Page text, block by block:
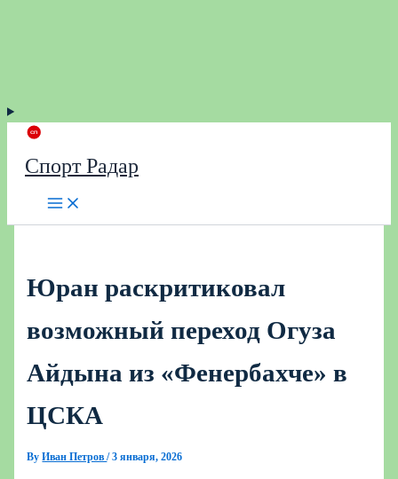
Спорт Радар
Юран раскритиковал
возможный переход Огуза
Айдына из «Фенербахче» в
ЦСКА
ByИван Петров/3 января, 2026